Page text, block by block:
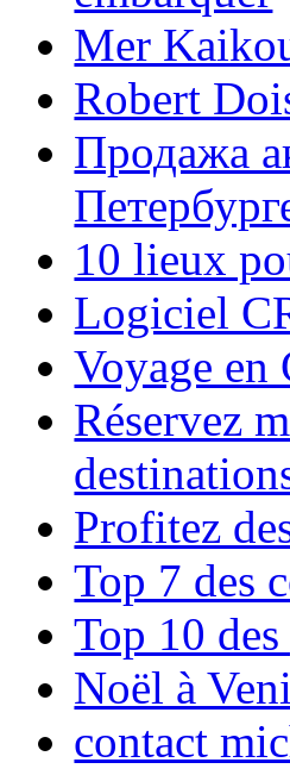
Mer
Robert
Продажа
10 lieux
Logiciel
Voyage en
Réservez
Profitez
Top 7 des
Top 10
Noël à
contact